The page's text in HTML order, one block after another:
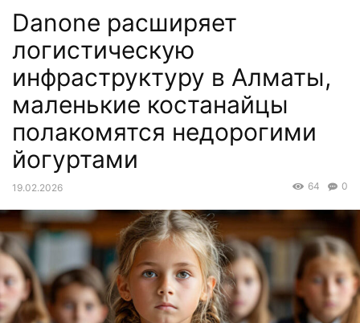
Danone расширяет
логистическую
инфраструктуру в Алматы,
маленькие костанайцы
полакомятся недорогими
йогуртами
19.02.2026 0
64